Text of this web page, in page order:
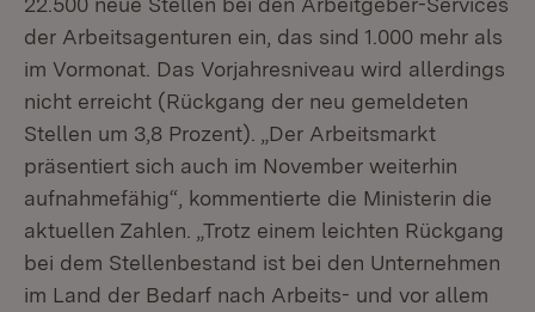
der Arbeitsagenturen ein, das sind 1.000 mehr als
im Vormonat. Das Vorjahresniveau wird allerdings
nicht erreicht (Rückgang der neu gemeldeten
Stellen um 3,8 Prozent). „Der Arbeitsmarkt
präsentiert sich auch im November weiterhin
aufnahmefähig“, kommentierte die Ministerin die
aktuellen Zahlen. „Trotz einem leichten Rückgang
bei dem Stellenbestand ist bei den Unternehmen
im Land der Bedarf nach Arbeits- und vor allem